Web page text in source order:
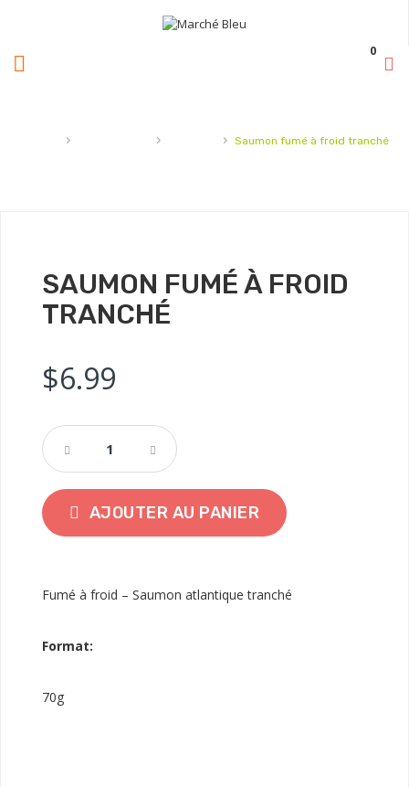
0
› › › Saumon fumé à froid tranché
SAUMON FUMÉ À FROID
TRANCHÉ
$6.99
AJOUTER AU PANIER
Fumé à froid – Saumon atlantique tranché
Format:
70g